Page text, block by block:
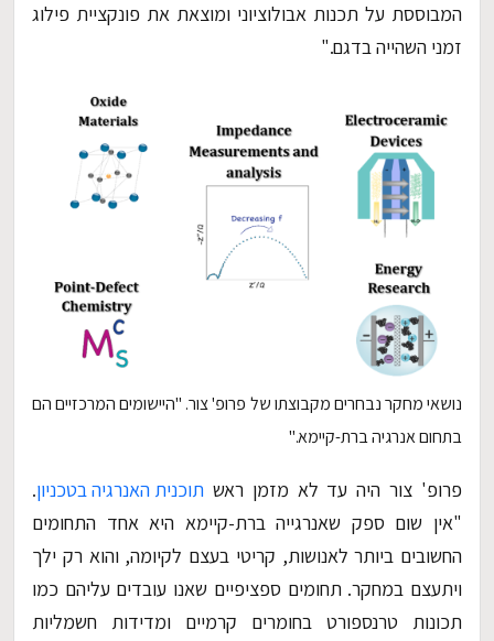
המבוססת על תכנות אבולוציוני ומוצאת את פונקציית פילוג
זמני השהייה בדגם."
נושאי מחקר נבחרים מקבוצתו של פרופ' צור. "היישומים המרכזיים הם
בתחום אנרגיה ברת-קיימא."
פרופ' צור היה עד לא מזמן ראש תוכנית האנרגיה בטכניון.
"אין שום ספק שאנרגייה ברת-קיימא היא אחד התחומים
החשובים ביותר לאנושות, קריטי בעצם לקיומה, והוא רק ילך
ויתעצם במחקר. תחומים ספציפיים שאנו עובדים עליהם כמו
תכונות טרנספורט בחומרים קרמיים ומדידות חשמליות